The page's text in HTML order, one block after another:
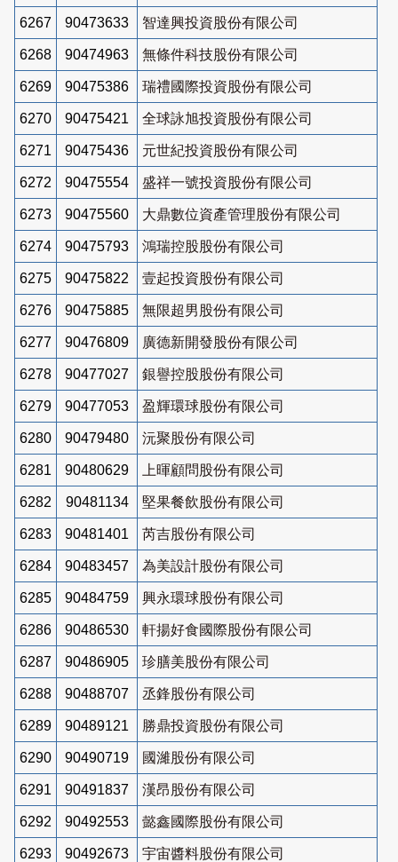
6267 90473633 智達興投資股份有限公司
6268 90474963 無條件科技股份有限公司
6269 90475386 瑞禮國際投資股份有限公司
6270 90475421 全球詠旭投資股份有限公司
6271 90475436 元世紀投資股份有限公司
6272 90475554 盛祥一號投資股份有限公司
6273 90475560 大鼎數位資產管理股份有限公司
6274 90475793 鴻瑞控股股份有限公司
6275 90475822 壹起投資股份有限公司
6276 90475885 無限超男股份有限公司
6277 90476809 廣德新開發股份有限公司
6278 90477027 銀譽控股股份有限公司
6279 90477053 盈輝環球股份有限公司
6280 90479480 沅聚股份有限公司
6281 90480629 上暉顧問股份有限公司
6282 90481134 堅果餐飲股份有限公司
6283 90481401 芮吉股份有限公司
6284 90483457 為美設計股份有限公司
6285 90484759 興永環球股份有限公司
6286 90486530 軒揚好食國際股份有限公司
6287 90486905 珍膳美股份有限公司
6288 90488707 丞鋒股份有限公司
6289 90489121 勝鼎投資股份有限公司
6290 90490719 國濰股份有限公司
6291 90491837 漢昂股份有限公司
6292 90492553 懿鑫國際股份有限公司
6293 90492673 宇宙醬料股份有限公司